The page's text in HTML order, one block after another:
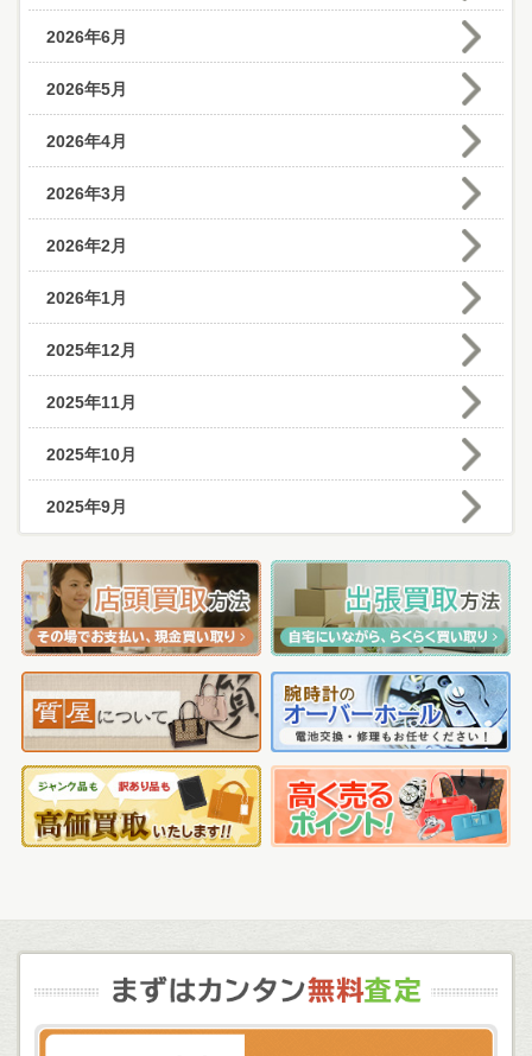
2026年6月
2026年5月
2026年4月
2026年3月
2026年2月
2026年1月
2025年12月
2025年11月
2025年10月
2025年9月